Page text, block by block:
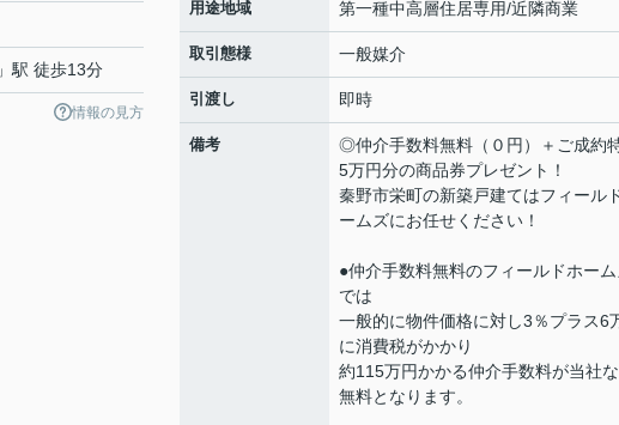
」駅 徒歩13分
情報の見方
用途地域 第一種中高層住居専用/近隣商業
取引態様 一般媒介
引渡し 即時
備考
◎仲介手数料無料（０円）＋ご成約
5万円分の商品券プレゼント！
秦野市栄町の新築戸建てはフィール
ームズにお任せください！
●仲介手数料無料のフィールドホー
では
一般的に物件価格に対し3％プラス6
に消費税がかかり
約115万円かかる仲介手数料が当社
無料となります。